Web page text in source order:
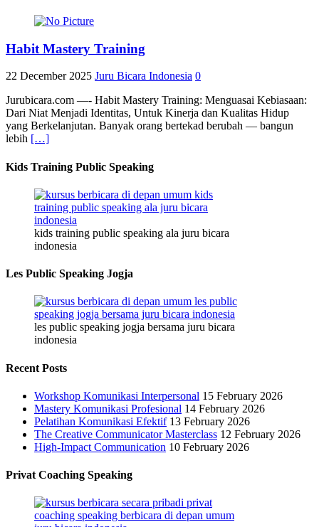
Habit Mastery Training
22 December 2025 Juru Bicara Indonesia 0
Jurubicara.com —- Habit Mastery Training: Menguasai Kebiasaan:
Dari Niat Menjadi Identitas, Untuk Kinerja dan Kualitas Hidup
yang Berkelanjutan. Banyak orang bertekad berubah — bangun
lebih […]
Kids Training Public Speaking
kids training public speaking ala juru bicara
indonesia
Les Public Speaking Jogja
les public speaking jogja bersama juru bicara
indonesia
Recent Posts
Workshop Komunikasi Interpersonal 15 February 2026
Mastery Komunikasi Profesional 14 February 2026
Pelatihan Komunikasi Efektif 13 February 2026
The Creative Communicator Masterclass 12 February 2026
High-Impact Communication 10 February 2026
Privat Coaching Speaking